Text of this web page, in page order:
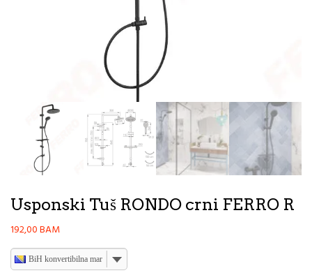
Usponski Tuš RONDO crni FERRO R
192,00BAM
BiH konvertibilna marka